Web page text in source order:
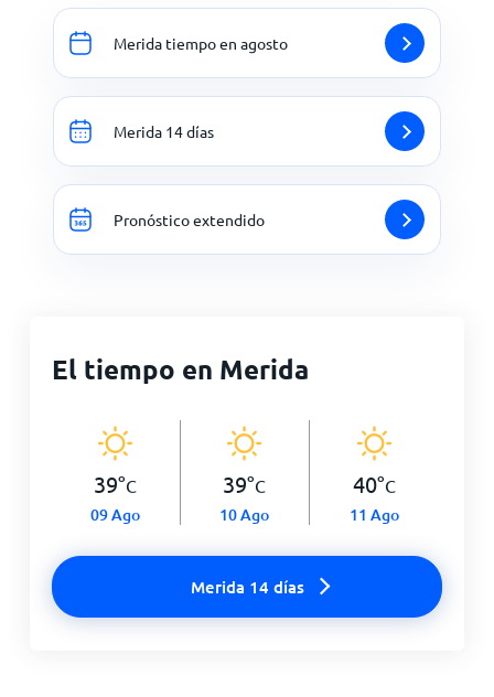
Merida tiempo en agosto
Merida 14 días
Pronóstico extendido
El tiempo en Merida
39°C
09 Ago
39°C
10 Ago
40°C
11 Ago
Merida 14 días